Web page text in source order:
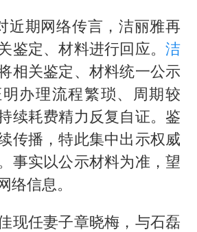
法国将禁止“未经同意的电话营销”
吉林一“温度计大楼”读数爆表
女子利用漏洞0元薅走3000多件家电
24小时不关空调 电费会更低吗
“China Cool”成海外热词
把党建设得更加坚强有力
近期网络传言， 洁丽雅再
鉴定、材料进行回应。洁
相关鉴定、材料统一公示
办理流程繁琐、周期较
续耗费精力反复自证。鉴
传播，特此集中出示权威
事实以公示材料为准，望
络信息。
现任妻子章晓梅，与石磊